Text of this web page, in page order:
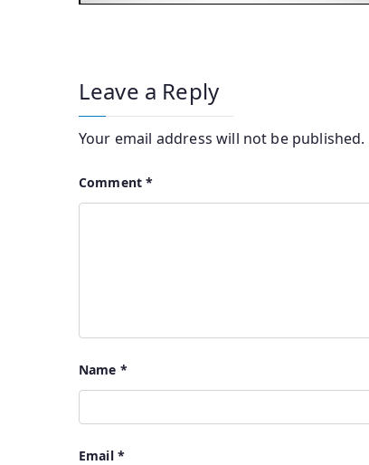
Leave a Reply
Your email address will not be published.
Comment*
Name *
Email *